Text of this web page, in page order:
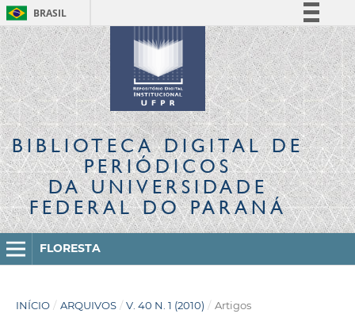
BRASIL
Simplifique!
Comunica BR
Participe
Acesso à informação
Legislação
Canais
BIBLIOTECA DIGITALDE
PERIÓDICOS
DA UNIVERSIDADE
FEDERAL DO PARANÁ
FLORESTA
INÍCIO / ARQUIVOS / V. 40 N. 1 (2010) / Artigos